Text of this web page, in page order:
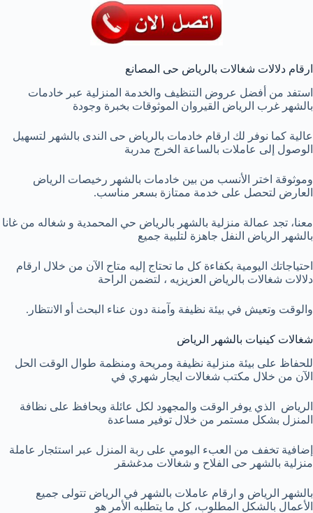
ارقام دلالات شغالات بالرياض حى المصانع
استفد من أفضل عروض التنظيف والخدمة المنزلية عبر خادمات
بالشهر غرب الرياض القيروان الموثوقات بخبرة وجودة
عالية كما نوفر لك ارقام خادمات بالرياض حى الندى بالشهر لتسهيل
الوصول إلى عاملات بالساعة الخرج مدربة
وموثوقة اختر الأنسب من بين خادمات بالشهر رخيصات الرياض
العارض لتحصل على خدمة ممتازة بسعر مناسب.
معنا، تجد عمالة منزلية بالشهر بالرياض حي المحمدية و شغاله من غانا
بالشهر الرياض النفل جاهزة لتلبية جميع
احتياجاتك اليومية بكفاءة كل ما تحتاج إليه متاح الآن من خلال ارقام
دلالات شغالات بالرياض العزيزيه ، لتضمن الراحة
والوقت وتعيش في بيئة نظيفة وآمنة دون عناء البحث أو الانتظار.
شغالات كينيات بالشهر الرياض
للحفاظ على بيئة منزلية نظيفة ومريحة ومنظمة طوال الوقت الحل
الآن من خلال مكتب شغالات ايجار شهري في
الرياض الذي يوفر الوقت والمجهود لكل عائلة ويحافظ على نظافة
المنزل بشكل مستمر من خلال توفير مساعدة
إضافية تخفف من العبء اليومي على ربة المنزل عبر استئجار عاملة
منزلية بالشهر حى الفلاح و شغالات مدغشقر
بالشهر الرياض و ارقام عاملات بالشهر في الرياض تتولى جميع
الأعمال بالشكل المطلوب، كل ما يتطلبه الأمر هو